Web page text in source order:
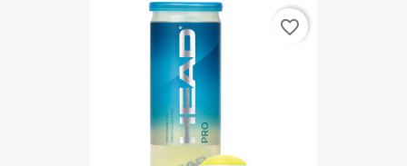
favorite_border